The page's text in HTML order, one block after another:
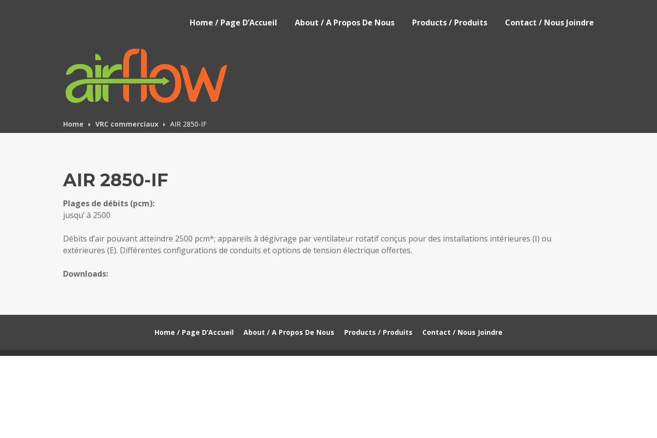
Home / Page D’Accueil About / A Propos De Nous Products / Produits Contact / Nous Joindre
Home VRC commerciaux AIR 2850-IF
AIR 2850-IF
Plages de débits (pcm):
jusqu’ à 2500
Débits d’air pouvant atteindre 2500 pcm*; appareils à dégivrage par ventilateur rotatif conçus pour des installations intérieures (I) ou
extérieures (E). Différentes configurations de conduits et options de tension électrique offertes.
Downloads:
Home / Page D’Accueil About / A Propos De Nous Products / Produits Contact / Nous Joindre